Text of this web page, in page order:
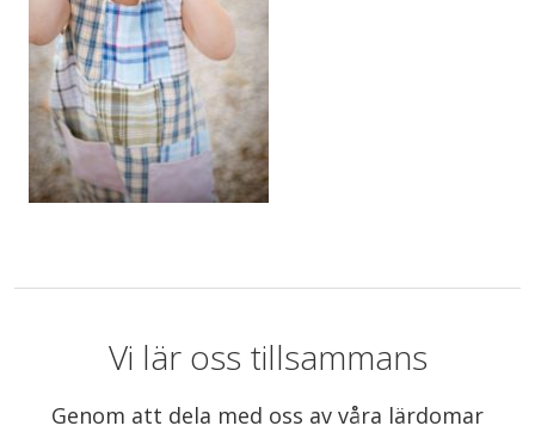
Vi lär oss tillsammans
Genom att dela med oss av våra lärdomar